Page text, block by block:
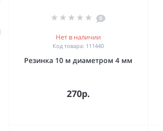
0
Нет в наличии
Код товара: 111440
Резинка 10 м диаметром 4 мм
270р.